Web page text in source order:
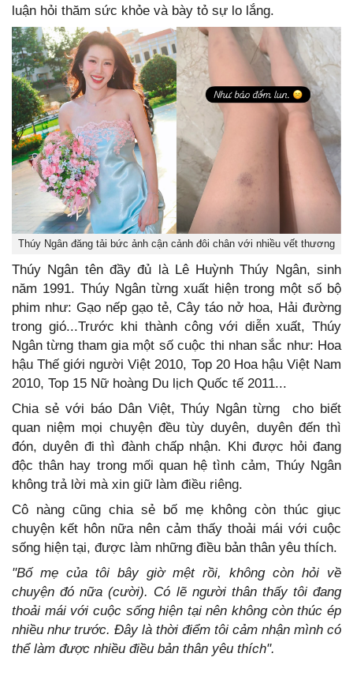
luận hỏi thăm sức khỏe và bày tỏ sự lo lắng.
Thúy Ngân đăng tải bức ảnh cận cảnh đôi chân với nhiều vết thương
Thúy Ngân tên đầy đủ là Lê Huỳnh Thúy Ngân, sinh
năm 1991. Thúy Ngân từng xuất hiện trong một số bộ
phim như: Gạo nếp gạo tẻ, Cây táo nở hoa, Hải đường
trong gió...Trước khi thành công với diễn xuất, Thúy
Ngân từng tham gia một số cuộc thi nhan sắc như: Hoa
hậu Thế giới người Việt 2010, Top 20 Hoa hậu Việt Nam
2010, Top 15 Nữ hoàng Du lịch Quốc tế 2011...
Chia sẻ với báo Dân Việt, Thúy Ngân từng cho biết
quan niệm mọi chuyện đều tùy duyên, duyên đến thì
đón, duyên đi thì đành chấp nhận. Khi được hỏi đang
độc thân hay trong mối quan hệ tình cảm, Thúy Ngân
không trả lời mà xin giữ làm điều riêng.
Cô nàng cũng chia sẻ bố mẹ không còn thúc giục
chuyện kết hôn nữa nên cảm thấy thoải mái với cuộc
sống hiện tại, được làm những điều bản thân yêu thích.
"Bố mẹ của tôi bây giờ mệt rồi, không còn hỏi về
chuyện đó nữa (cười). Có lẽ người thân thấy tôi đang
thoải mái với cuộc sống hiện tại nên không còn thúc ép
nhiều như trước. Đây là thời điểm tôi cảm nhận mình có
thể làm được nhiều điều bản thân yêu thích".